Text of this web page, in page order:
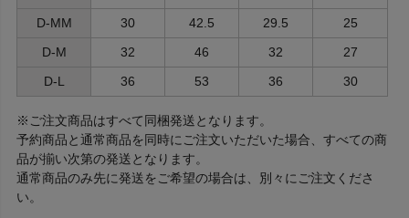
D-MM
30 42.5 29.5
25
D-M
32 46 32
27
D-L
36 53 36 30
※ご注文商品はすべて同梱発送となります。
予約商品と通常商品を同時にご注文いただいた場合、すべての商
品が揃い次第の発送となります。
通常商品のみ先に発送をご希望の場合は、別々にご注文くださ
い。